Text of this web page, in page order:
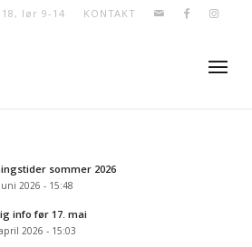
KONTAKT
lør 9-14
sommer 2026
2026 - 15:48
info før 17. mai
2026 - 15:03